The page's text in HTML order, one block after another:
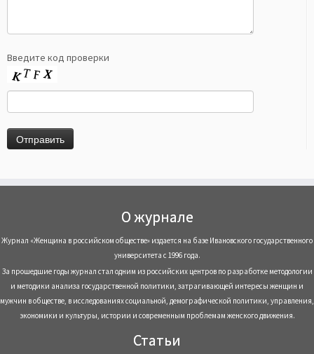
Введите код проверки
О журнале
Журнал «Женщина в российском обществе» издается на базе Ивановского государственного
университета с 1996 года.
За прошедшие годы журнал стал одним из российских центров по разработке методологии
и методики анализа государственной политики, затрагивающей интересы женщин и
мужчин в обществе, в исследованиях социальной, демографической политики, управления,
экономики и культуры, истории и современным проблемам женского движения.
Статьи